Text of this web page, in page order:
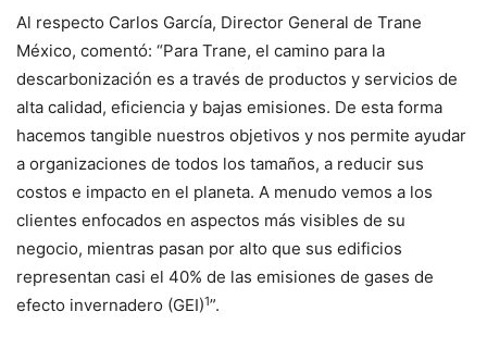
Al respecto Carlos García, Director General de Trane
México, comentó: “Para Trane, el camino para la
descarbonización es a través de productos y servicios de
alta calidad, eficiencia y bajas emisiones. De esta forma
hacemos tangible nuestros objetivos y nos permite ayudar
a organizaciones de todos los tamaños, a reducir sus
costos e impacto en el planeta. A menudo vemos a los
clientes enfocados en aspectos más visibles de su
negocio, mientras pasan por alto que sus edificios
representan casi el 40% de las emisiones de gases de
efecto invernadero (GEI)1”.